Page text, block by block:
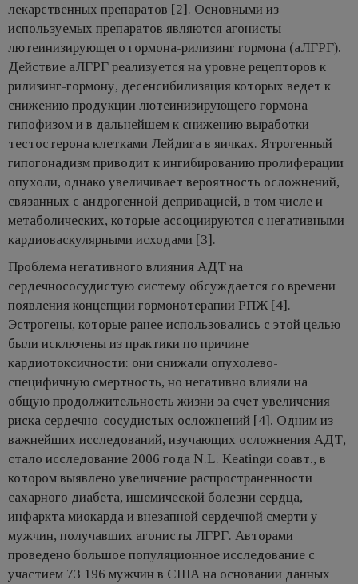
лекарственных препаратов [2]. Основными из
используемых препаратов являются агонисты
лютеинизирующего гормона-рилизинг гормона (аЛГРГ).
Действие аЛГРГ реализуется на уровне рецепторов к
рилизинг-гормону, десенсибилизация которых ведет к
снижению продукции лютеинизирующего гормона
гипофизом и в дальнейшем к снижению выработки
тестостерона клетками Лейдига в яичках. Ятрогенный
гипогонадизм приводит к ингибированию пролиферации
опухоли, однако увеличивает вероятность осложнений,
связанных с андрогенной депривацией, в том числе и
метаболических, которые ассоциируются с негативными
кардиоваскулярными исходами [3].
Проблема негативного влияния АДТ на
сердечнососудистую систему обсуждается со времени
появления концепции гормонотерапии РПЖ [4].
Эстрогены, которые ранее использовались с этой целью
были исключены из практики по причине
кардиотоксичности: они снижали опухолево-
специфичную смертность, но негативно влияли на
общую продолжительность жизни за счет увеличения
риска сердечно-сосудистых осложнений [4]. Одним из
важнейших исследований, изучающих осложнения АДТ,
стало исследование 2006 года N.L. Keatingи соавт., в
котором выявлено увеличение распространенности
сахарного диабета, ишемической болезни сердца,
инфаркта миокарда и внезапной сердечной смерти у
мужчин, получавших агонисты ЛГРГ. Авторами
проведено большое популяционное исследование с
участием 73 196 мужчин в США на основании данных